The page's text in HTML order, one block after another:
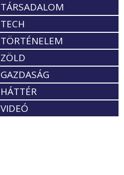
TÁRSADALOM
TECH
TÖRTÉNELEM
ZÖLD
GAZDASÁG
HÁTTÉR
VIDEÓ